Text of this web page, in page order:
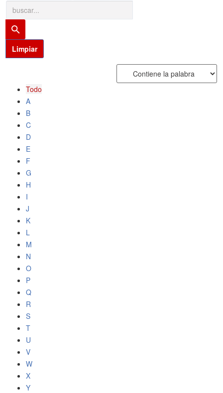
Todo
A
B
C
D
E
F
G
H
I
J
K
L
M
N
O
P
Q
R
S
T
U
V
W
X
Y